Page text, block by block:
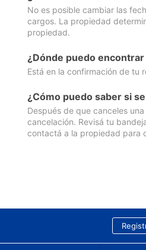
No es posible cambiar las
cargos. La propiedad
propiedad.
¿Dónde puedo
Está en la confirmación de tu
¿Cómo puedo saber si
Después de que canceles
cancelación. Revisá tu
contactá a la propiedad para